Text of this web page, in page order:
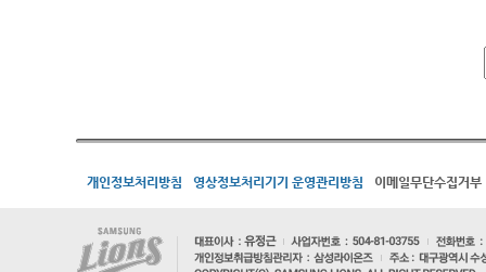
개인정보처리방침 영상정보처리기기 운영관리방침 이메일무단수집거부